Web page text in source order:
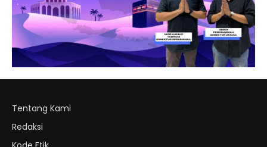
Tentang Kami
Redaksi